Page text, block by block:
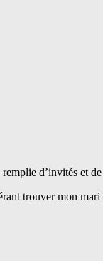
d’invités et
trouver mon